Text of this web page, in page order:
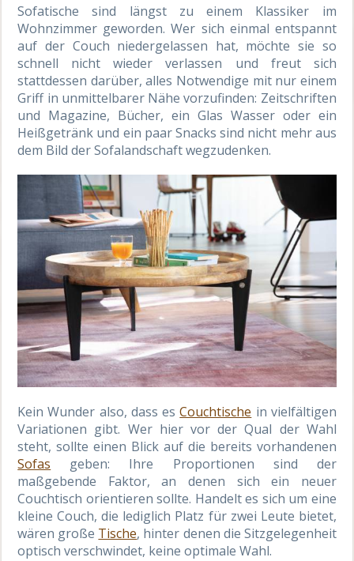
Sofatische sind längst zu einem Klassiker im
Wohnzimmer geworden. Wer sich einmal entspannt
auf der Couch niedergelassen hat, möchte sie so
schnell nicht wieder verlassen und freut sich
stattdessen darüber, alles Notwendige mit nur einem
Griff in unmittelbarer Nähe vorzufinden: Zeitschriften
und Magazine, Bücher, ein Glas Wasser oder ein
Heißgetränk und ein paar Snacks sind nicht mehr aus
dem Bild der Sofalandschaft wegzudenken.
Kein Wunder also, dass esCouchtische in vielfältigen
Variationen gibt. Wer hier vor der Qual der Wahl
steht, sollte einen Blick auf die bereits vorhandenen
Sofas geben: Ihre Proportionen sind der
maßgebende Faktor, an denen sich ein neuer
Couchtisch orientieren sollte. Handelt es sich um eine
kleine Couch, die lediglich Platz für zwei Leute bietet,
wären große Tische, hinter denen die Sitzgelegenheit
optisch verschwindet, keine optimale Wahl.